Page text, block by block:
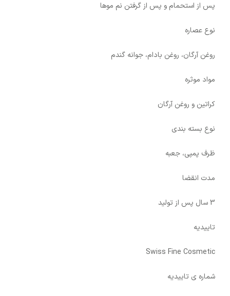
پس از استحمام و پس از گرفتن نم موها
نوع عصاره
روغن آرگان، روغن بادام، جوانه گندم
مواد موثره
کراتین و روغن آرگان
نوع بسته بندی
ظرف پمپی، جعبه
مدت انقضا
3 سال پس از تولید
تاییدیه
Swiss Fine Cosmetic
شماره ی تاییدیه